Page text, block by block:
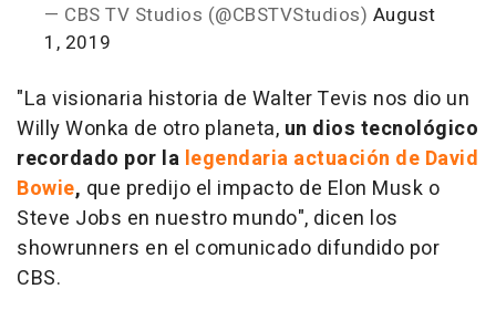
— CBS TV Studios (@CBSTVStudios) August
1, 2019
"La visionaria historia de Walter Tevis nos dio un
Willy Wonka de otro planeta, un dios tecnológico
recordado por la legendaria actuación de David
Bowie, que predijo el impacto de Elon Musk o
Steve Jobs en nuestro mundo", dicen los
showrunners en el comunicado difundido por
CBS.